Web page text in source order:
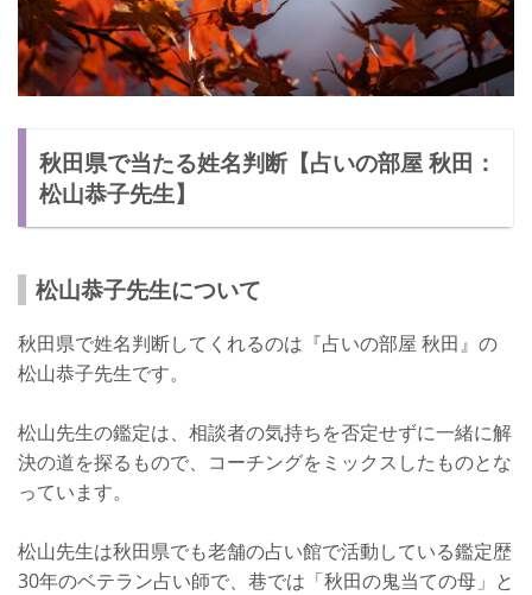
秋田県で当たる姓名判断【占いの部屋 秋田：
松山恭子先生】
松山恭子先生について
秋田県で姓名判断してくれるのは『占いの部屋 秋田』の
松山恭子先生です。
松山先生の鑑定は、相談者の気持ちを否定せずに一緒に解
決の道を探るもので、コーチングをミックスしたものとな
っています。
松山先生は秋田県でも老舗の占い館で活動している鑑定歴
30年のベテラン占い師で、巷では「秋田の鬼当ての母」と